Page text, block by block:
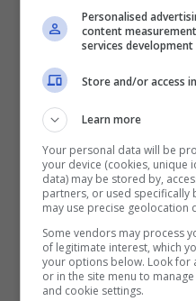
In tale contesto,
alla Red Bull in ottica
autorevoli vi sono
Alonso, anch’egli in
Martin, e diCarlos
senza un sedile
Lewis Hamilton.
alle indiscrezioni,
contatti con i vertici
Personalised
content
services development
Store and/or access
Learn more
Your personal data will be
your device (cookies, unique
data) may be stored by,
partners, or used specifically
may use precise geolocation
Some vendors may process
of legitimate interest, which
your options below. Look for
or in the site menu to
and cookie settings.